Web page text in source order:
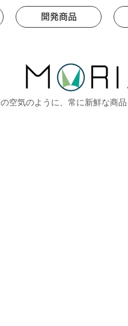
開発商品
空気のように、常に新鮮な商